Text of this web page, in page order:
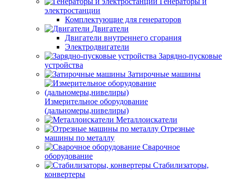
электростанции
Комплектующие для генераторов
Двигатели
Двигатели внутреннего сгорания
Электродвигатели
Зарядно-пусковые
устройства
Затирочные машины
Измерительное оборудование
(дальномеры,нивелиры)
Металлоискатели
Отрезные
машины по металлу
Сварочное
оборудование
Стабилизаторы,
конвертеры